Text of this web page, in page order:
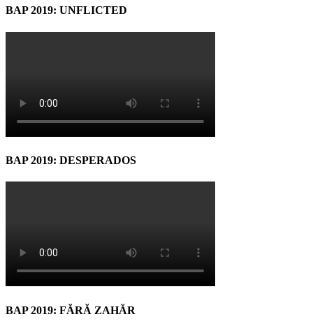
BAP 2019: UNFLICTED
BAP 2019: DESPERADOS
BAP 2019: FĂRĂ ZAHĂR